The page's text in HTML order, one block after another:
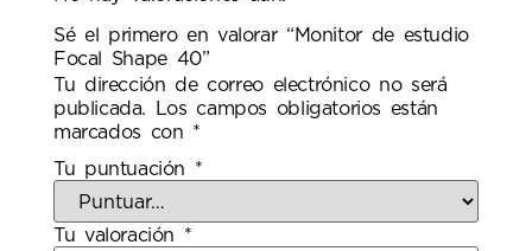
Sé el primero en valorar “Monitor de estudio
Focal Shape 40”
Tu dirección de correo electrónico no será
publicada.
Los campos obligatorios están
marcados con *
Tu puntuación *
Tu valoración *